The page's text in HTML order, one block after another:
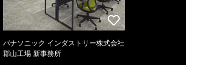
パナソニック インダストリー株式会社
郡山工場 新事務所